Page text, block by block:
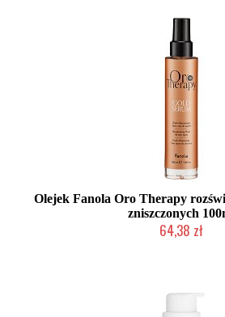
Olejek Fanola Oro Therapy
zniszczonych
64,38 zł